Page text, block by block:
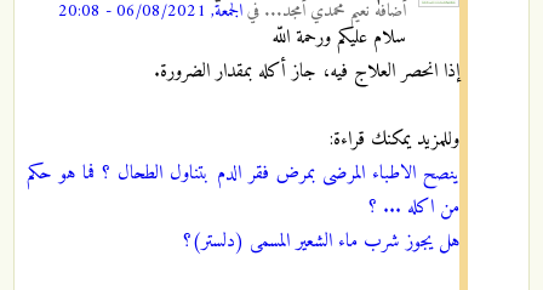
أضافه نعيم محمدي أمجد... فيالجمعة, 06/08/2021 - 20:08
سلام عليكم ورحمة اللّه
إذا انحصر العلاج فيه، جاز أكله بمقدار الضرورة.
وللمزيد يمكنك قراءة:
ينصح الاطباء المرضى بمرض فقر الدم بتناول الطحال ؟ فما هو حكم
من اكله ... ؟
هل يجوز شرب ماء الشعير المسمى (دلستر)؟